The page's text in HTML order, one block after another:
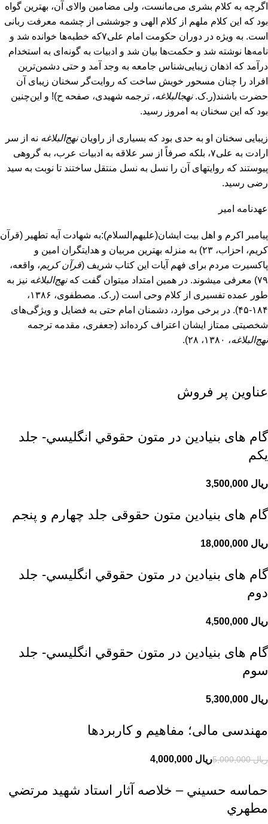
اگرچه به کلام بشری می‌مانست، ولی مضامین والای آن، بهترین گواه
بود که این کلام ملهم از کلام الهی و جوششی از چشمه معرفت ربانی
است. به ویژه در دوران حکومت امام علی۷که خطبه‌ها خوانده شد و
نامه‌ها نوشته شد و حکمت‌ها بیان شد و ادبیات به گونه‌ای به استخدام
درآمد که اذهان زیبایی‌شناس جامعه به وجد آمد و حتی دشمن‌ترین
افراد را چنان مسحور خویش ساخت که روایت‌گر سخنان زیبای آن
حضرت باشند(ر.ک.نهجالبلاغه، ترجمه شهیدی، صفحه ح)! و این‌چنین
بود که این سخنان به امروز رسید.
زیبایی سخنان او به حدی بود که بسیاری از راویاننهج‌البلاغه نه از سر
ارادت به علی۷، بلکه صرفاً از سر علاقه به ادبیات عرب، به گروهی
پیوستند که روایت‎های آن را نسل به نسل منتقل ساختند تا نوبت به سید
رضی رسید.
عهدنامه امیر
پیامبر اکرم و اهل بیت ایشان(علیهم‌السلام):به شهادت آیه تطهیر (قرآن
کریم، احزاب، ۲۳) به منزله بهترین مربیان و هدایتگران امین و
پاک‎سیرت مردم برای فهم آیات این کتاب شریف (
قرآن کریم، واقعه،
۷۹) معرفی می‎شوند. در همین امتداد می‎توان گفت که
نهجالبلاغه نیز به
طور عمده تفسیری از کلام وحی است (ر.ک. مصطفوی، ۱۳۸۶،
۱۸۴-۴۵). در برخی موارد، دشمنان امام حتی به فضایل و ویژگی‌های
شخصیتی ممتاز ایشان اعتراف کرده‌اند (جعفری، مقدمه ترجمه
نهجالبلاغه، ۱۳۸۰، ۲۸).
عناوین پر فروش
گام های بنیادین در متون حقوقي انگليسي- جلد
يكم
ریال
گام های بنیادین متون حقوقی جلد چهارم و پنجم
ریال
گام های بنیادین در متون حقوقي انگليسي- جلد
دوم
ریال
گام های بنیادین در متون حقوقي انگليسي- جلد
سوم
ریال
مهندسی مالی؛ مفاهیم و کاربردها
ریال5,000,000 ریال
حماسه حسيني – خلاصه آثار استاد شهيد مرتضي
مطهري